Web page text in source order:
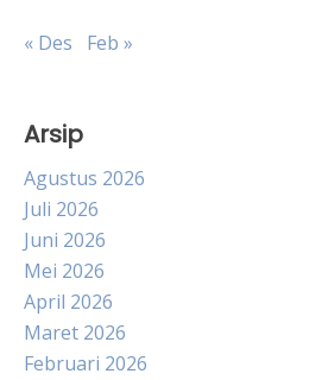
« Des Feb »
Arsip
Agustus 2026
Juli 2026
Juni 2026
Mei 2026
April 2026
Maret 2026
Februari 2026